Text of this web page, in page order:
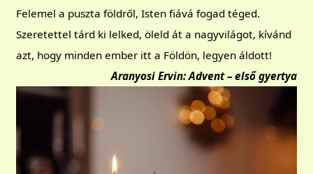
Felemel a puszta földről, Isten fiává fogad téged.
Szeretettel tárd ki lelked, öleld át a nagyvilágot, kívánd
azt, hogy minden ember itt a Földön, legyen áldott!
Aranyosi Ervin: Advent – első gyertya